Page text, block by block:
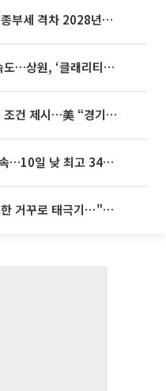
종부세 개편에도…1·3주택 종부세 격차 2028년부터 확대
미국, 가상자산 포괄 규제 속도…상원, ‘클래리티법’ 9월 절차투표 추진
이란, 미국에 호르무즈 합의 조건 제시…美 “경기 아직 안 끝나” [종합]
[내일 날씨] 전국 무더위 계속…10일 낮 최고 34도 육박
서경덕 교수, 김희철도 분노한 거꾸로 태극기⋯"엉터리는 아냐, 아쉬울 뿐"